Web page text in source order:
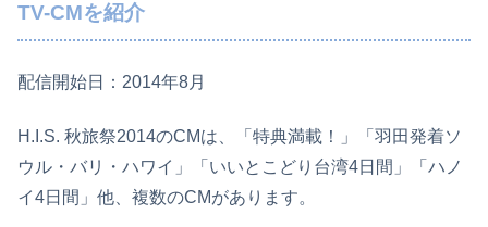
TV-CMを紹介
配信開始日：2014年8月
H.I.S. 秋旅祭2014のCMは、「特典満載！」「羽田発着ソ
ウル・バリ・ハワイ」「いいとこどり台湾4日間」「ハノ
イ4日間」他、複数のCMがあります。